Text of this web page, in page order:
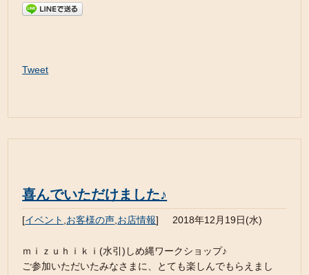
Tweet
喜んでいただけました♪
[イベント お客様の声 お店情報] 2018年12月19日(水)
ｍｉｚｕｈｉｋｉ(水引)しめ縄ワークショップ♪
ご参加いただいたみなさまに、とても楽しんでもらえまし